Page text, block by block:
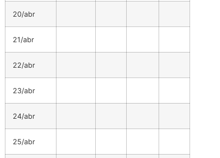
20/abr
21/abr
22/abr
23/abr
24/abr
25/abr